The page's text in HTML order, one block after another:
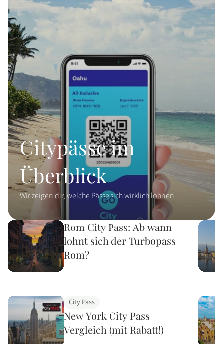
Citypässe im
Überblick
Wir zeigen dir, welche Pässe sich wirklich lohnen
Rom City Pass: Ab wann
lohnt sich der Turbopass
Rom?
City Pass
New York City Pass
Vergleich (mit Rabatt!)